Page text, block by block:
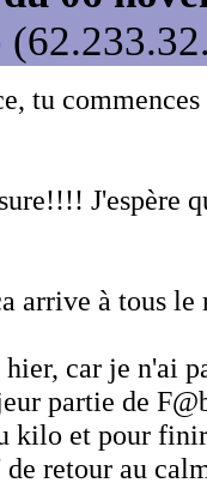
tu
J'espère
arrive à tous
car je n'ai
partie de
kilo et pour
retour au